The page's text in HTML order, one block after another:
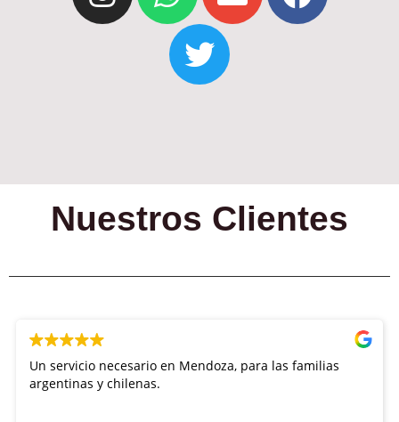
Nuestros Clientes
Un servicio necesario en Mendoza, para las familias
argentinas y chilenas.